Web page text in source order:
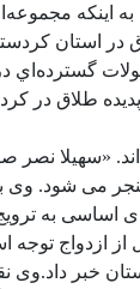
اينکه
در استان
طلاق در
«سهیلا
اساسی به
از ازدواج
استان خبر